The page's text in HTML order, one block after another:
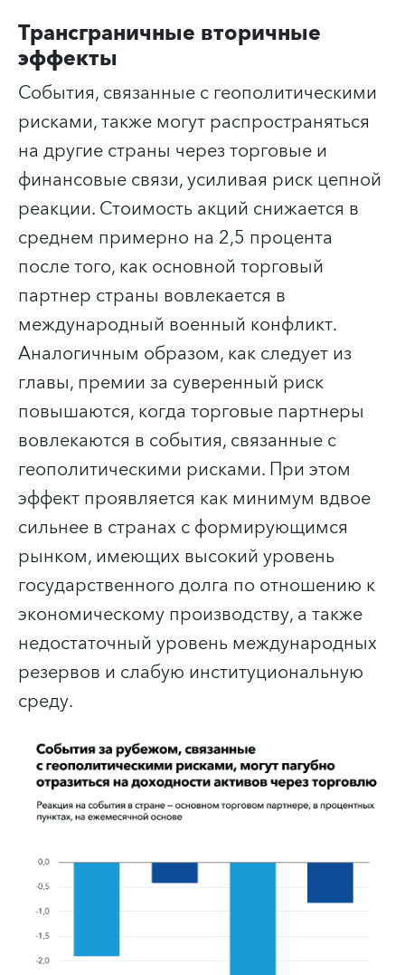
Трансграничные вторичные
эффекты
События, связанные с геополитическими
рисками, также могут распространяться
на другие страны через торговые и
финансовые связи, усиливая риск цепной
реакции. Стоимость акций снижается в
среднем примерно на 2,5 процента
после того, как основной торговый
партнер страны вовлекается в
международный военный конфликт.
Аналогичным образом, как следует из
главы, премии за суверенный риск
повышаются, когда торговые партнеры
вовлекаются в события, связанные с
геополитическими рисками. При этом
эффект проявляется как минимум вдвое
сильнее в странах с формирующимся
рынком, имеющих высокий уровень
государственного долга по отношению к
экономическому производству, а также
недостаточный уровень международных
резервов и слабую институциональную
среду.